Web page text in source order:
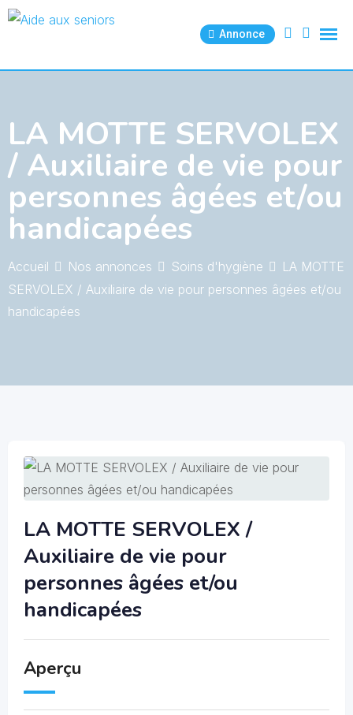
Skip
Annonce
LA MOTTE SERVOLEX
/ Auxiliaire de vie pour
personnes âgées et/ou
handicapées
Accueil Nos annonces Soins d'hygiène
LA MOTTE
SERVOLEX / Auxiliaire de vie pour personnes âgées et/ou
handicapées
LA MOTTE SERVOLEX /
Auxiliaire de vie pour
personnes âgées et/ou
handicapées
Aperçu